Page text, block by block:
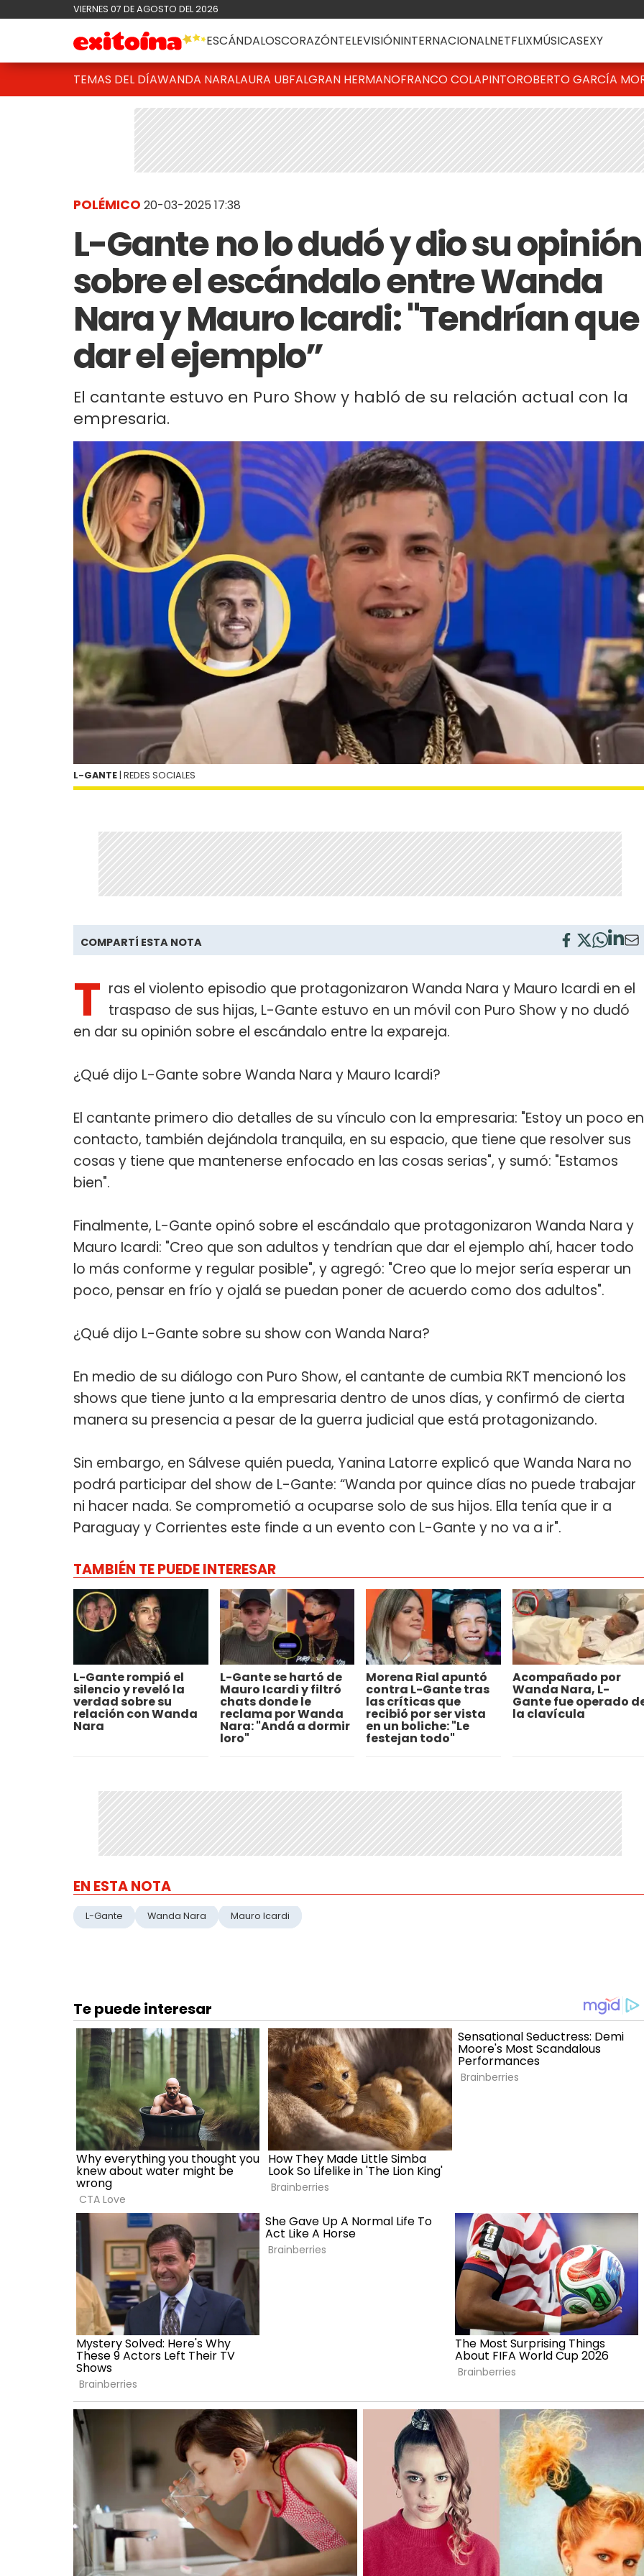
VIERNES 07 DE AGOSTO DEL 2026
ESCÁNDALOSCORAZÓNTELEVISIÓNINTERNACIONALNETFLIXMÚSICASEXY
TEMAS DEL DÍAWANDA NARALAURA UBFALGRAN HERMANOFRANCO COLAPINTOROBERTO GARCÍA
POLÉMICO 20-03-2025 17:38
L-Gante no lo dudó y dio su opinión
sobre el escándalo entre Wanda
Nara y Mauro Icardi: "Tendrían que
dar el ejemplo”
El cantante estuvo en Puro Show y habló de su relación actual con la
empresaria.
L-GANTE | REDES SOCIALES
COMPARTÍ ESTA NOTA
T ras el violento episodio que protagonizaron Wanda Nara y Mauro Icardi en el
traspaso de sus hijas, L-Gante estuvo en un móvil con Puro Show y no dudó
en dar su opinión sobre el escándalo entre la expareja.
¿Qué dijo L-Gante sobre Wanda Nara y Mauro Icardi?
El cantante primero dio detalles de su vínculo con la empresaria: "Estoy un poco en
contacto, también dejándola tranquila, en su espacio, que tiene que resolver sus
cosas y tiene que mantenerse enfocado en las cosas serias", y sumó: "Estamos
bien".
Finalmente, L-Gante opinó sobre el escándalo que protagonizaron Wanda Nara y
Mauro Icardi: "Creo que son adultos y tendrían que dar el ejemplo ahí, hacer todo
lo más conforme y regular posible", y agregó: "Creo que lo mejor sería esperar un
poco, pensar en frío y ojalá se puedan poner de acuerdo como dos adultos".
¿Qué dijo L-Gante sobre su show con Wanda Nara?
En medio de su diálogo con Puro Show, el cantante de cumbia RKT mencionó los
shows que tiene junto a la empresaria dentro de unos días, y confirmó de cierta
manera su presencia a pesar de la guerra judicial que está protagonizando.
Sin embargo, en Sálvese quién pueda, Yanina Latorre explicó que Wanda Nara no
podrá participar del show de L-Gante: “Wanda por quince días no puede trabajar
ni hacer nada. Se comprometió a ocuparse solo de sus hijos. Ella tenía que ir a
Paraguay y Corrientes este finde a un evento con L-Gante y no va a ir".
TAMBIÉN TE PUEDE INTERESAR
L-Gante rompió el
silencio y reveló la
verdad sobre su
relación con Wanda
Nara
L-Gante se hartó de
Mauro Icardi y filtró
chats donde le
reclama por Wanda
Nara: "Andá a dormir
loro"
Morena Rial apuntó
contra L-Gante tras
las críticas que
recibió por ser vista
en un boliche: "Le
festejan todo"
Acompañado por
Wanda Nara, L-
Gante fue operado
la clavícula
EN ESTA NOTA
L-Gante Wanda Nara Mauro Icardi